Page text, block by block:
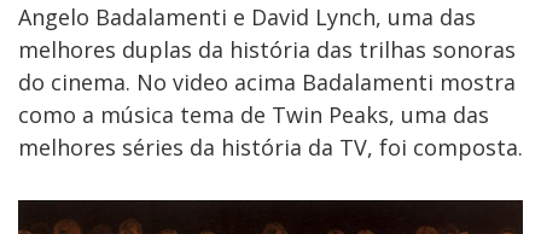
Angelo Badalamenti e David Lynch, uma das
melhores duplas da história das trilhas sonoras
do cinema. No video acima Badalamenti mostra
como a música tema de Twin Peaks, uma das
melhores séries da história da TV, foi composta.